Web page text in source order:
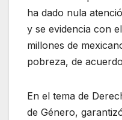
ha dado nula
y se evidencia con
millones de
pobreza, de
En el tema de
de Género,